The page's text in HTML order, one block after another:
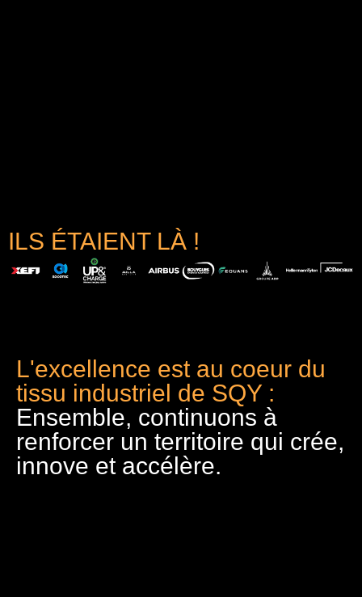
ILS ÉTAIENT LÀ !
L'excellence est au coeur du
tissu industriel de SQY :
Ensemble, continuons à
renforcer un territoire qui crée,
innove et accélère.